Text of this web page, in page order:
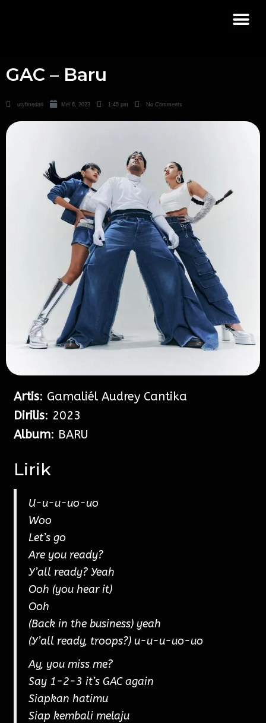
GAC – Baru
utyfmedari Mei 6, 2023 1:45 pm No Comments
Artis: Gamaliél Audrey Cantika
Dirilis: 2023
Album: BARU
Lirik
U-u-u-uo-uo
Woo
Let’s go
Are you ready?
Y’all ready? Yeah
Ooh (you hear it)
Ooh
(Back in the business) yeah
(Y’all ready, troops?) u-u-u-uo-uo
Ay, you miss me?
Say 1-2-3 it’s GAC again
Siapkan hatimu
Siap kembali melaju